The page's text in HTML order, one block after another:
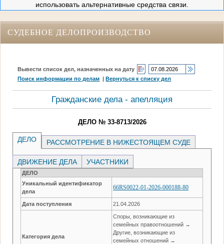
использовать альтернативные средства связи.
СУДЕБНОЕ ДЕЛОПРОИЗВОДСТВО
Вывести список дел, назначенных на дату
Поиск информации по делам |Вернуться к списку дел
Гражданские дела - апелляция
ДЕЛО № 33-8713/2026
ДЕЛО РАССМОТРЕНИЕ В НИЖЕСТОЯЩЕМ СУДЕ
ДВИЖЕНИЕ ДЕЛА УЧАСТНИКИ
ДЕЛО
Уникальный идентификатор
дела
66RS0022-01-2026-000188-80
Дата поступления 21.04.2026
Категория дела
Споры, возникающие из
семейных правоотношений →
Другие, возникающие из
семейных отношений →